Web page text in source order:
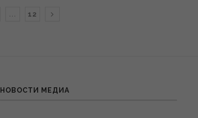
… 12
НОВОСТИ МЕДИА